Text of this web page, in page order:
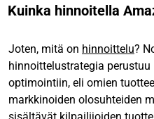
Kuinka hinnoitella
Joten, mitä on hinnoittelu?
hinnoittelustrategia
optimointiin, eli omien
markkinoiden olosuhteiden